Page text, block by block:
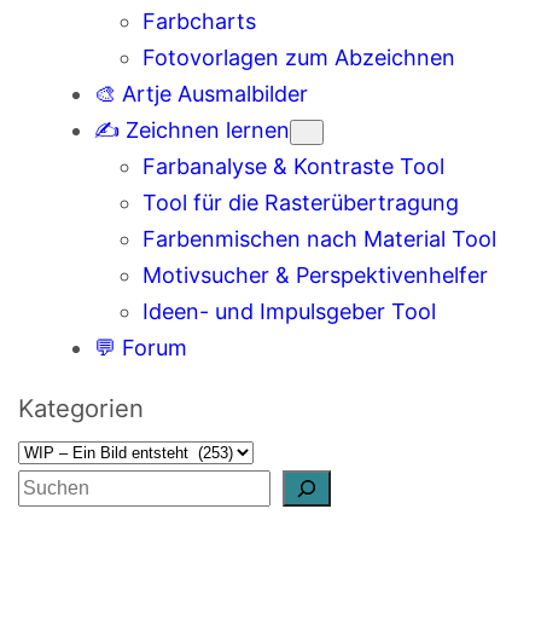
Farbcharts
Fotovorlagen zum Abzeichnen
🎨 Artje Ausmalbilder
✍️ Zeichnen lernen
Farbanalyse & Kontraste Tool
Tool für die Rasterübertragung
Farbenmischen nach Material Tool
Motivsucher & Perspektivenhelfer
Ideen- und Impulsgeber Tool
💬 Forum
Kategorien
S